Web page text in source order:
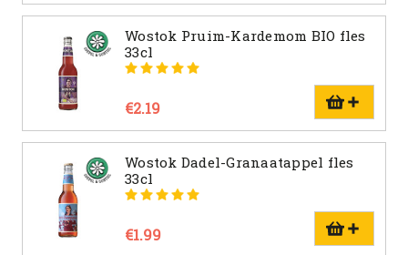
Wostok Pruim-Kardemom BIO fles
33cl
€2.19
Wostok Dadel-Granaatappel fles
33cl
€1.99